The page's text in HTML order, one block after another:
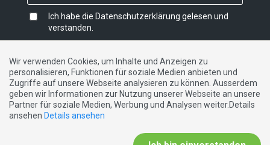
Ich habe die Datenschutzerklärung gelesen und
verstanden.
Impressum|Datenschutzerklärung|Kontakt
DE FR IT
Wir verwenden Cookies, um Inhalte und Anzeigen zu
personalisieren, Funktionen für soziale Medien anbieten und
Zugriffe auf unsere Webseite analysieren zu können. Ausserdem
geben wir Informationen zur Nutzung unserer Webseite an unsere
Partner für soziale Medien, Werbung und Analysen weiter.Details
ansehen Details ansehen